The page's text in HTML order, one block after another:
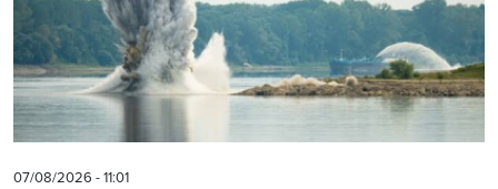
07/08/2026 - 11:01